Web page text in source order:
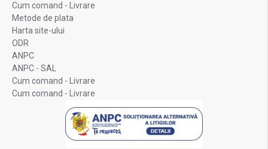
Cum comand - Livrare
Metode de plata
Harta site-ului
ODR
ANPC
ANPC - SAL
Cum comand - Livrare
Cum comand - Livrare